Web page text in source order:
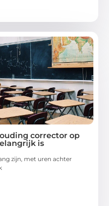
corrector op
is
zijn, met uren achter